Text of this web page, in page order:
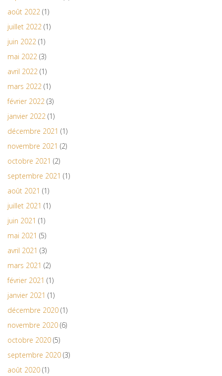
août 2022 (1)
juillet 2022 (1)
juin 2022 (1)
mai 2022 (3)
avril 2022 (1)
mars 2022 (1)
février 2022 (3)
janvier 2022 (1)
décembre 2021 (1)
novembre 2021 (2)
octobre 2021 (2)
septembre 2021 (1)
août 2021 (1)
juillet 2021 (1)
juin 2021 (1)
mai 2021 (5)
avril 2021 (3)
mars 2021 (2)
février 2021 (1)
janvier 2021 (1)
décembre 2020 (1)
novembre 2020 (6)
octobre 2020 (5)
septembre 2020 (3)
août 2020 (1)